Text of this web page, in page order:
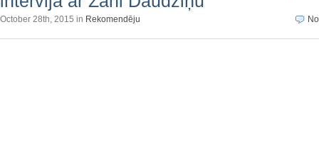
October 28th, 2015 in Rekomendēju